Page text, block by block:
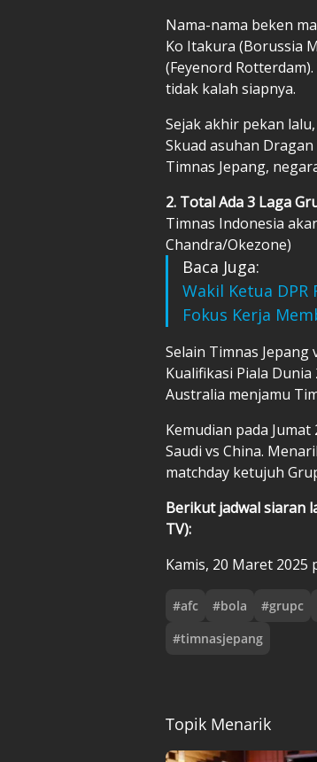
Nama-nama beken
Ko Itakura (Borussia
(Feyenord
tidak kalah siapnya.
Sejak akhir pekan
Skuad asuhan
Timnas Jepang,
2. Total Ada 3 Laga
Timnas Indonesia
Chandra/Okezone)
Baca Juga:
Wakil Ketua DPR
Fokus Kerja
Selain Timnas
Kualifikasi Piala Dunia
Australia menjamu
Kemudian pada
Saudi vs China.
matchday ketujuh
Berikut jadwal siaran
TV):
Kamis, 20 Maret 2025
#afc #bola #grupc
#timnasjepang
Topik Menarik